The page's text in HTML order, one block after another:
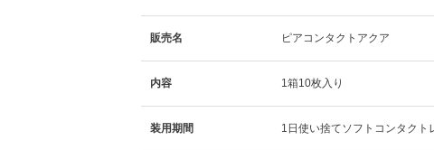
販売名 ピアコンタクトアクア
内容 1箱10枚入り
装用期間 1日使い捨てソフトコンタクト